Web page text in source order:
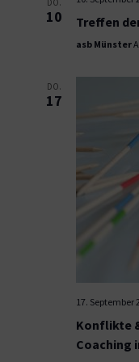
DO.
10 Treffen
asb Münster
DO.
17
17. September
Konflikte
Coaching